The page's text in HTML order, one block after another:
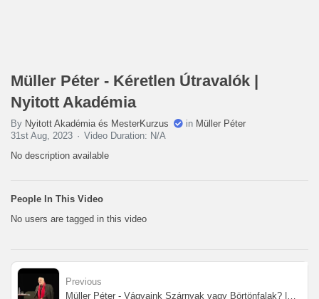
Müller Péter - Kéretlen Útravalók |
Nyitott Akadémia
By Nyitott Akadémia és MesterKurzus in Müller Péter
31st Aug, 2023
Video Duration: N/A
No description available
People In This Video
No users are tagged in this video
Previous
Müller Péter - Vágyaink Szárnyak vagy Börtönfalak? | Nyitott Akadémia